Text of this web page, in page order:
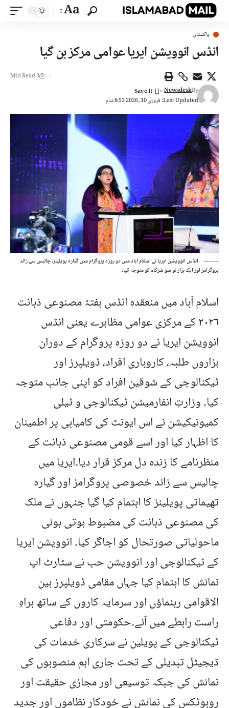
Aa
پاکستان
انڈس انوویشن ایریا عوامی مرکز بن گیا
Last Updated: فروری 10, 2026 8:53 شام
By
Newsdesk
3 Min Read
انڈس انوویشن ایریا نے اسلام آباد میں دو روزہ پروگرام میں گیارہ پویلینز، چالیس سے زائد
پروگرامز اور ایک ہزار نو سو شرکاء کو متوجہ کیا۔
اسلام آباد میں منعقدہ انڈس ہفتۂ مصنوعی ذہانت
۲۰۲۶ کے مرکزی عوامی مظاہرے یعنی انڈس
انوویشن ایریا نے دو روزہ پروگرام کے دوران
ہزاروں طلبہ، کاروباری افراد، ڈویلپرز اور
ٹیکنالوجی کے شوقین افراد کو اپنی جانب متوجہ
کیا۔ وزارتِ انفارمیشن ٹیکنالوجی و ٹیلی
کمیونیکیشن نے اس ایونٹ کی کامیابی پر اطمینان
کا اظہار کیا اور اسے قومی مصنوعی ذہانت کے
منظرنامے کا زندہ دل مرکز قرار دیا۔ایریا میں
چالیس سے زائد خصوصی پروگرامز اور گیارہ
تھیماتی پویلینز کا اہتمام کیا گیا جنہوں نے ملک
کی مصنوعی ذہانت کی مضبوط ہوتی ہوئی
ماحولیاتی صورتحال کو اجاگر کیا۔ انوویشن ایریا
کے ٹیکنالوجی اور انوویشن حب نے سٹارٹ اپ
نمائش کا اہتمام کیا جہاں مقامی ڈویلپرز بین
الاقوامی رہنماؤں اور سرمایہ کاروں کے ساتھ براہِ
راست رابطے میں آئے۔حکومتی اور دفاعی
ٹیکنالوجی کے پویلین نے سرکاری خدمات کی
ڈیجیٹل تبدیلی کے تحت جاری اہم منصوبوں کی
نمائش کی جبکہ توسیعی اور مجازی حقیقت اور
روبوٹکس کی نمائش نے خودکار نظاموں اور جدید